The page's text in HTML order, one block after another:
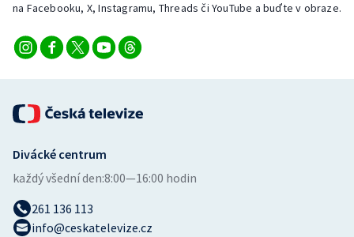
na Facebooku, X, Instagramu, Threads či YouTube a buďte v obraze.
Divácké centrum
každý všední den:8:00—16:00 hodin
261 136 113
info@ceskatelevize.cz